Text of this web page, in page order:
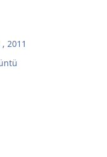
2011